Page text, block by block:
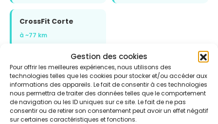
Gestion des cookies
Pour offrir les meilleures expériences, nous utilisons des
technologies telles que les cookies pour stocker et/ou accéder aux
informations des appareils. Le fait de consentir à ces technologies
nous permettra de traiter des données telles que le comportement
de navigation ou les ID uniques sur ce site. Le fait de ne pas
consentir ou de retirer son consentement peut avoir un effet négatif
sur certaines caractéristiques et fonctions.
CrossFit Corte
à ~77 km
Voir l'annuaire complet sur CrossFit.com →